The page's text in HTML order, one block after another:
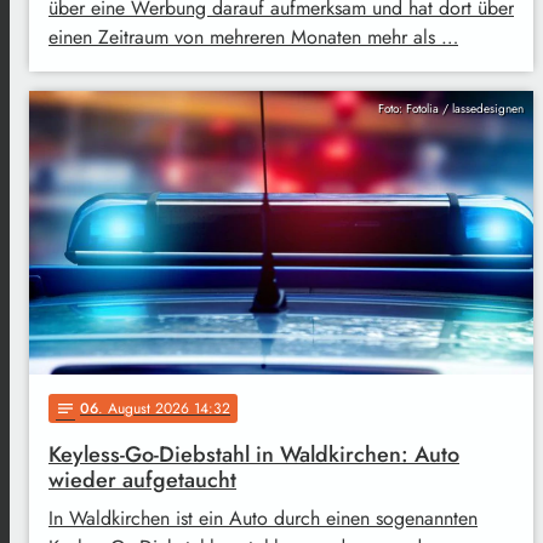
über eine Werbung darauf aufmerksam und hat dort über
einen Zeitraum von mehreren Monaten mehr als …
Foto: Fotolia / lassedesignen
notes 06. August 2026 14:32
Keyless-Go-Diebstahl in Waldkirchen: Auto
wieder aufgetaucht
In Waldkirchen ist ein Auto durch einen sogenannten